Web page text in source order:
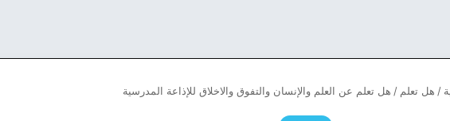
/ هل تعلم / هل تعلم عن العلم والإنسان والتفوق والاخلاق للإذاعة المدرسية